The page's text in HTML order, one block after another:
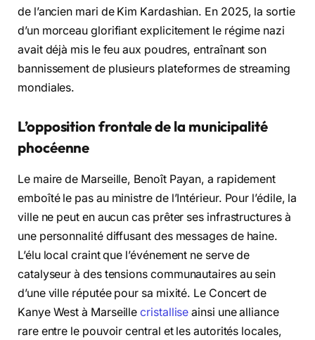
de l’ancien mari de Kim Kardashian. En 2025, la sortie
d’un morceau glorifiant explicitement le régime nazi
avait déjà mis le feu aux poudres, entraînant son
bannissement de plusieurs plateformes de streaming
mondiales.
L’opposition frontale de la municipalité
phocéenne
Le maire de Marseille, Benoît Payan, a rapidement
emboîté le pas au ministre de l’Intérieur. Pour l’édile, la
ville ne peut en aucun cas prêter ses infrastructures à
une personnalité diffusant des messages de haine.
L’élu local craint que l’événement ne serve de
catalyseur à des tensions communautaires au sein
d’une ville réputée pour sa mixité. Le Concert de
Kanye West à Marseillecristallise ainsi une alliance
rare entre le pouvoir central et les autorités locales,